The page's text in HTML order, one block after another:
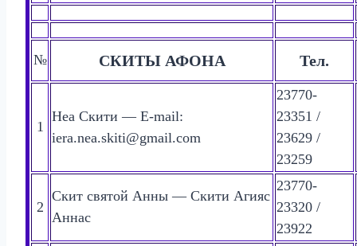
№ СКИТЫ АФОНА Тел.
1
Неа Скити — E-mail:
iera.nea.skiti@gmail.com
23770-
23351 /
23629 /
23259
2
Скит святой Анны — Скити Агияс
Аннас
23770-
23320 /
23922